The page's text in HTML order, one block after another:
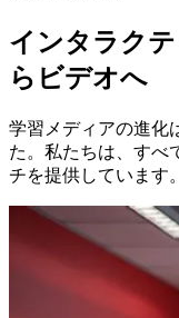
インタラク
らビデオへ
学習メディアの進化
た。私たちは、すべ
チを提供しています。